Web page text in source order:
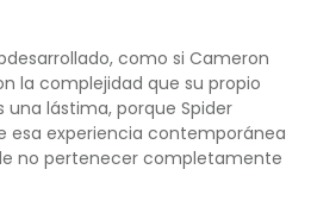
como si Cameron
la complejidad que su propio
una lástima, porque Spider
experiencia contemporánea
no pertenecer completamente